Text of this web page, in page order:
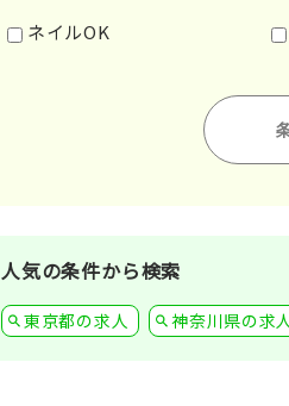
ネイルOK
人気の条件から検索
東京都の求人 神奈川県の求人